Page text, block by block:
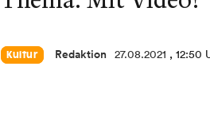
Kultur Redaktion 27.08.2021 , 12:50